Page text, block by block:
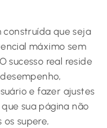
construída que seja
máximo sem
sucesso real reside
e fazer ajustes
sua página não
supere,